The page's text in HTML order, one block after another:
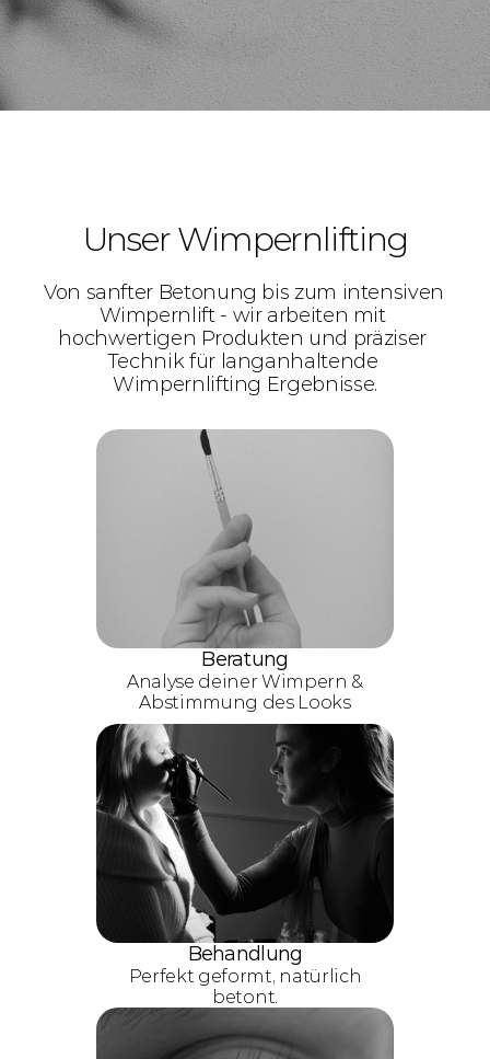
Unser Wimpernlifting
Von sanfter Betonung bis zum intensiven
Wimpernlift - wir arbeiten mit
hochwertigen Produkten und präziser
Technik für langanhaltende
Wimpernlifting Ergebnisse.
Beratung
Analyse deiner Wimpern &
Abstimmung des Looks
Behandlung
Perfekt geformt, natürlich
betont.